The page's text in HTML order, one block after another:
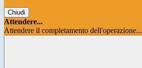
Chiudi
Attendere...
Attendere il completamento dell'operazione...